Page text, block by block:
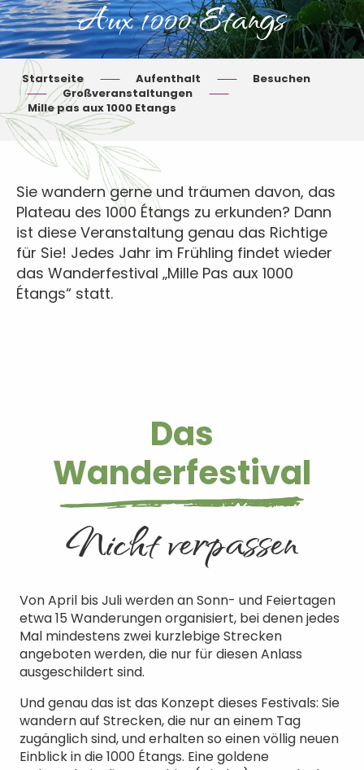
Aux 1000 Etangs
Startseite Aufenthalt
Besuchen
Großveranstaltungen
Mille pas aux 1000 Etangs
Sie wandern gerne und träumen davon, das
Plateau des 1000 Étangs zu erkunden? Dann
ist diese Veranstaltung genau das Richtige
für Sie! Jedes Jahr im Frühling findet wieder
das Wanderfestival „Mille Pas aux 1000
Étangs“ statt.
Das
Wanderfestival
Nicht verpassen
Von April bis Juli werden an Sonn- und Feiertagen
etwa 15 Wanderungen organisiert, bei denen jedes
Mal mindestens zwei kurzlebige Strecken
angeboten werden, die nur für diesen Anlass
ausgeschildert sind.
Und genau das ist das Konzept dieses Festivals: Sie
wandern auf Strecken, die nur an einem Tag
zugänglich sind, und erhalten so einen völlig neuen
Einblick in die 1000 Étangs. Eine goldene